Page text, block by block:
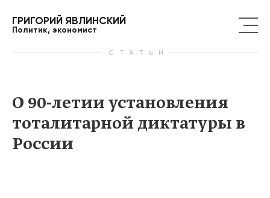
ГРИГОРИЙ ЯВЛИНСКИЙ
Политик, экономист
СТАТЬИ
О 90-летии установления
тоталитарной диктатуры в
России